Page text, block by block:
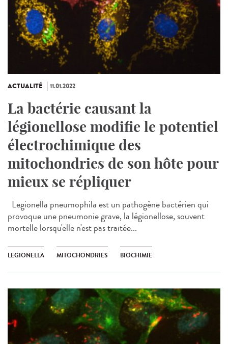
ACTUALITÉ 11.01.2022
La bactérie causant la
légionellose modifie le potentiel
électrochimique des
mitochondries de son hôte pour
mieux se répliquer
Legionella pneumophila est un pathogène bactérien qui
provoque une pneumonie grave, la légionellose, souvent
mortelle lorsqu'elle n'est pas traitée...
LEGIONELLA MITOCHONDRIES BIOCHIMIE